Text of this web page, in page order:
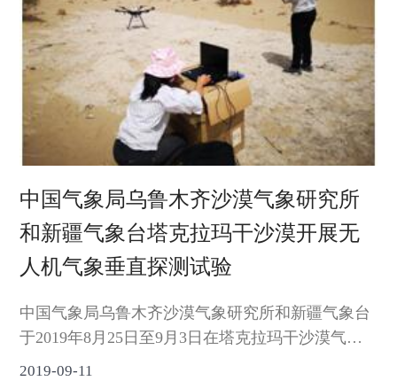
中国气象局乌鲁木齐沙漠气象研究所
和新疆气象台塔克拉玛干沙漠开展无
人机气象垂直探测试验
中国气象局乌鲁木齐沙漠气象研究所和新疆气象台
于2019年8月25日至9月3日在塔克拉玛干沙漠气象
野外科学试验基地：北缘肖塘地区（40°47′N，
2019-09-11